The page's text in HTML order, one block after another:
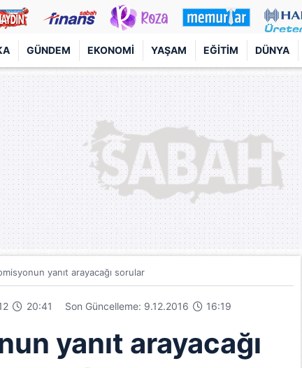
GÜNDEM EKONOMI YAŞAM EĞITIM DÜNYA
yanıt arayacağı sorular
20:41 Son Güncelleme: 9.12.2016 16:19
yanıt arayacağı